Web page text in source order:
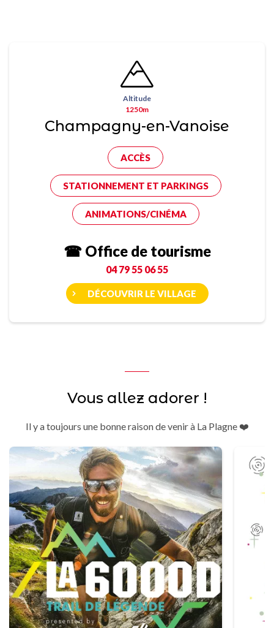
Altitude
1250m
Champagny-en-Vanoise
ACCÈS
STATIONNEMENT ET PARKINGS
ANIMATIONS/CINÉMA
☎ Office de tourisme
04 79 55 06 55
DÉCOUVRIR LE VILLAGE
Vous allez adorer !
Il y a toujours une bonne raison de venir à La Plagne ❤️